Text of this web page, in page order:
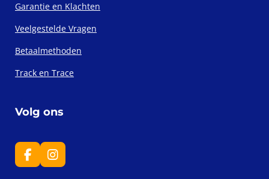
Garantie en Klachten
Veelgestelde Vragen
Betaalmethoden
Track en Trace
Volg ons
F
a
I
n